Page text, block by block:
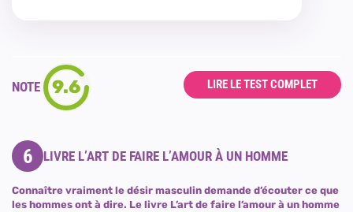
NOTE 9.6 LIRE LE TEST COMPLET
6 LIVRE L’ART DE FAIRE L’AMOUR À UN HOMME
Connaître vraiment le désir masculin demande d’écouter ce que
les hommes ont à dire. Le livre L’art de faire l’amour à un homme